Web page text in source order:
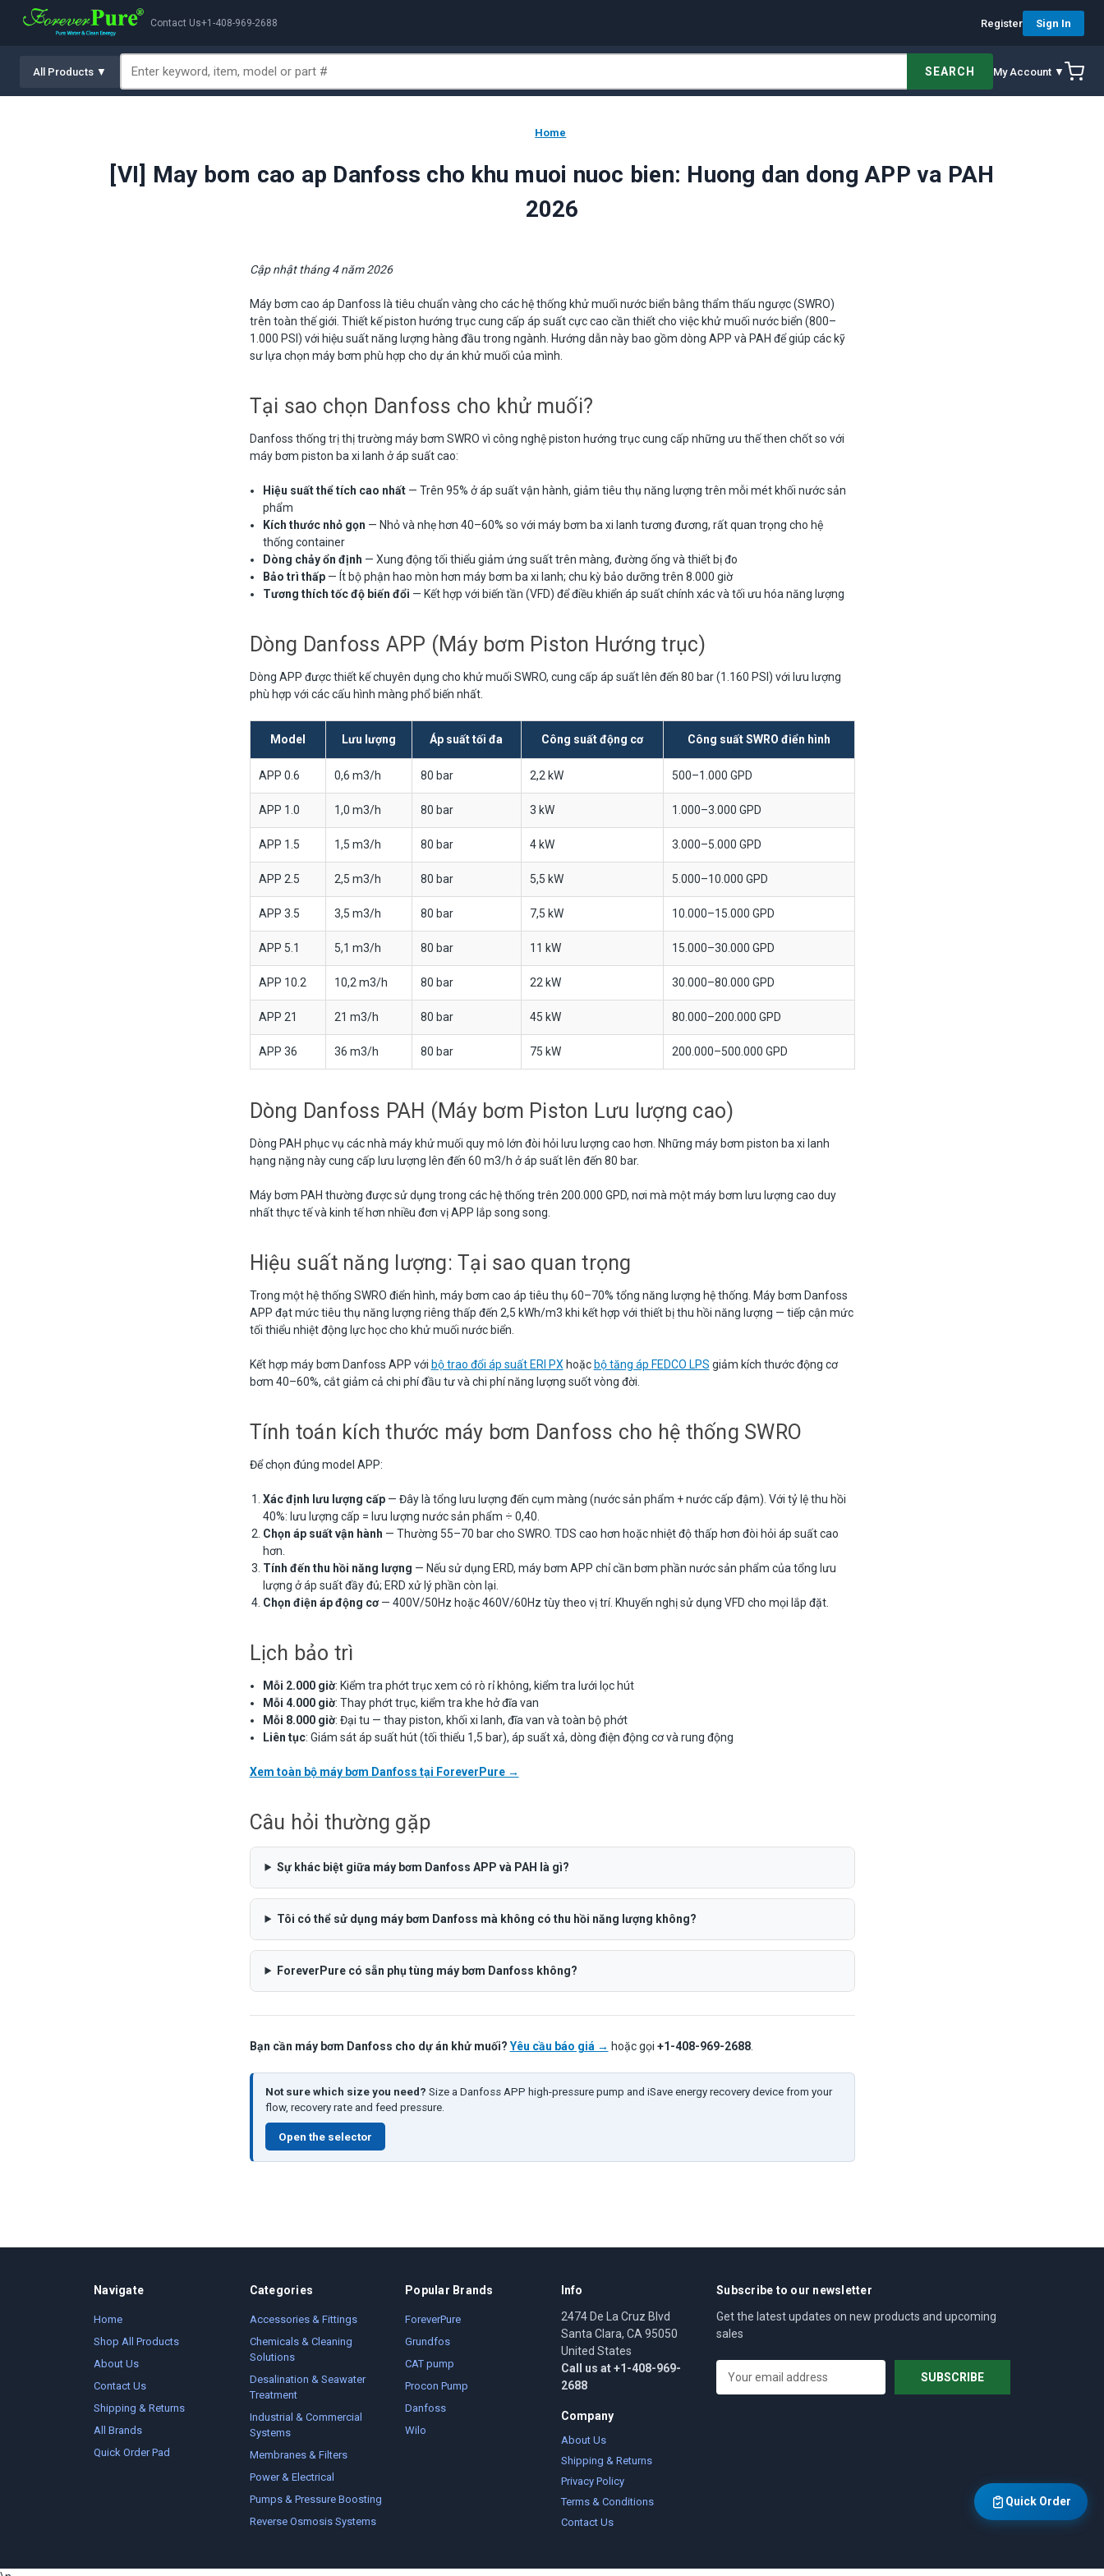
Contact Us+1-408-969-2688 Register Sign In
All Products ▼ SEARCH My Account ▼
Home
[VI] May bom cao ap Danfoss cho khu muoi nuoc bien: Huong dan dong APP va PAH
2026
Cập nhật tháng 4 năm 2026
Máy bơm cao áp Danfoss là tiêu chuẩn vàng cho các hệ thống khử muối nước biển bằng thẩm thấu ngược (SWRO)
trên toàn thế giới. Thiết kế piston hướng trục cung cấp áp suất cực cao cần thiết cho việc khử muối nước biển (800–
1.000 PSI) với hiệu suất năng lượng hàng đầu trong ngành. Hướng dẫn này bao gồm dòng APP và PAH để giúp các kỹ
sư lựa chọn máy bơm phù hợp cho dự án khử muối của mình.
Tại sao chọn Danfoss cho khử muối?
Danfoss thống trị thị trường máy bơm SWRO vì công nghệ piston hướng trục cung cấp những ưu thế then chốt so với
máy bơm piston ba xi lanh ở áp suất cao:
Hiệu suất thể tích cao nhất— Trên 95% ở áp suất vận hành, giảm tiêu thụ năng lượng trên mỗi mét khối nước sản
phẩm
Kích thước nhỏ gọn — Nhỏ và nhẹ hơn 40–60% so với máy bơm ba xi lanh tương đương, rất quan trọng cho hệ
thống container
Dòng chảy ổn định — Xung động tối thiểu giảm ứng suất trên màng, đường ống và thiết bị đo
Bảo trì thấp— Ít bộ phận hao mòn hơn máy bơm ba xi lanh; chu kỳ bảo dưỡng trên 8.000 giờ
Tương thích tốc độ biến đổi — Kết hợp với biến tần (VFD) để điều khiển áp suất chính xác và tối ưu hóa năng lượng
Dòng Danfoss APP (Máy bơm Piston Hướng trục)
Dòng APP được thiết kế chuyên dụng cho khử muối SWRO, cung cấp áp suất lên đến 80 bar (1.160 PSI) với lưu lượng
phù hợp với các cấu hình màng phổ biến nhất.
Model Lưu lượng Áp suất tối đa Công suất động cơ Công suất SWRO điển hình
APP 0.6 0,6 m3/h 80 bar 2,2 kW 500–1.000 GPD
APP 1.0 1,0 m3/h 80 bar 3 kW 1.000–3.000 GPD
APP 1.5 1,5 m3/h 80 bar 4 kW 3.000–5.000 GPD
APP 2.5 2,5 m3/h 80 bar 5,5 kW 5.000–10.000 GPD
APP 3.5 3,5 m3/h 80 bar 7,5 kW 10.000–15.000 GPD
APP 5.1 5,1 m3/h 80 bar 11 kW 15.000–30.000 GPD
APP 10.2 10,2 m3/h 80 bar 22 kW 30.000–80.000 GPD
APP 21 21 m3/h 80 bar 45 kW 80.000–200.000 GPD
APP 36 36 m3/h 80 bar 75 kW 200.000–500.000 GPD
Dòng Danfoss PAH (Máy bơm Piston Lưu lượng cao)
Dòng PAH phục vụ các nhà máy khử muối quy mô lớn đòi hỏi lưu lượng cao hơn. Những máy bơm piston ba xi lanh
hạng nặng này cung cấp lưu lượng lên đến 60 m3/h ở áp suất lên đến 80 bar.
Máy bơm PAH thường được sử dụng trong các hệ thống trên 200.000 GPD, nơi mà một máy bơm lưu lượng cao duy
nhất thực tế và kinh tế hơn nhiều đơn vị APP lắp song song.
Hiệu suất năng lượng: Tại sao quan trọng
Trong một hệ thống SWRO điển hình, máy bơm cao áp tiêu thụ 60–70% tổng năng lượng hệ thống. Máy bơm Danfoss
APP đạt mức tiêu thụ năng lượng riêng thấp đến 2,5 kWh/m3 khi kết hợp với thiết bị thu hồi năng lượng — tiếp cận mức
tối thiểu nhiệt động lực học cho khử muối nước biển.
Kết hợp máy bơm Danfoss APP với bộ trao đổi áp suất ERI PX hoặc bộ tăng áp FEDCO LPS giảm kích thước động cơ
bơm 40–60%, cắt giảm cả chi phí đầu tư và chi phí năng lượng suốt vòng đời.
Tính toán kích thước máy bơm Danfoss cho hệ thống SWRO
Để chọn đúng model APP:
Xác định lưu lượng cấp— Đây là tổng lưu lượng đến cụm màng (nước sản phẩm + nước cấp đậm). Với tỷ lệ thu hồi
40%: lưu lượng cấp = lưu lượng nước sản phẩm ÷ 0,40.
Chọn áp suất vận hành — Thường 55–70 bar cho SWRO. TDS cao hơn hoặc nhiệt độ thấp hơn đòi hỏi áp suất cao
hơn.
Tính đến thu hồi năng lượng — Nếu sử dụng ERD, máy bơm APP chỉ cần bơm phần nước sản phẩm của tổng lưu
lượng ở áp suất đầy đủ; ERD xử lý phần còn lại.
Chọn điện áp động cơ— 400V/50Hz hoặc 460V/60Hz tùy theo vị trí. Khuyến nghị sử dụng VFD cho mọi lắp đặt.
Lịch bảo trì
Mỗi 2.000 giờ: Kiểm tra phớt trục xem có rò rỉ không, kiểm tra lưới lọc hút
Mỗi 4.000 giờ: Thay phớt trục, kiểm tra khe hở đĩa van
Mỗi 8.000 giờ: Đại tu — thay piston, khối xi lanh, đĩa van và toàn bộ phớt
Liên tục: Giám sát áp suất hút (tối thiểu 1,5 bar), áp suất xả, dòng điện động cơ và rung động
Xem toàn bộ máy bơm Danfoss tại ForeverPure →
Câu hỏi thường gặp
Sự khác biệt giữa máy bơm Danfoss APP và PAH là gì?
Tôi có thể sử dụng máy bơm Danfoss mà không có thu hồi năng lượng không?
ForeverPure có sẵn phụ tùng máy bơm Danfoss không?
Bạn cần máy bơm Danfoss cho dự án khử muối? Yêu cầu báo giá → hoặc gọi +1-408-969-2688.
Not sure which size you need?Size a Danfoss APP high-pressure pump and iSave energy recovery device from your
flow, recovery rate and feed pressure.
Open the selector
Navigate
Home
Shop All Products
About Us
Contact Us
Shipping & Returns
All Brands
Quick Order Pad
Categories
Accessories & Fittings
Chemicals & Cleaning
Solutions
Desalination & Seawater
Treatment
Industrial & Commercial
Systems
Membranes & Filters
Power & Electrical
Pumps & Pressure Boosting
Reverse Osmosis Systems
Popular Brands
ForeverPure
Grundfos
CAT pump
Procon Pump
Danfoss
Wilo
Info
2474 De La Cruz Blvd
Santa Clara, CA 95050
United States
Call us at +1-408-969-
2688
Company
About Us
Shipping & Returns
Privacy Policy
Terms & Conditions
Contact Us
Subscribe to our newsletter
Get the latest updates on new products and upcoming
sales
Quick Order